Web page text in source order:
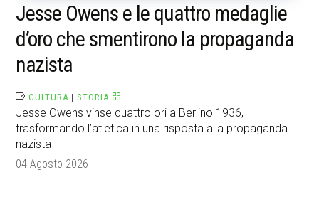
Jesse Owens e le quattro medaglie
d’oro che smentirono la propaganda
nazista
CULTURA | STORIA
Jesse Owens vinse quattro ori a Berlino 1936,
trasformando l’atletica in una risposta alla propaganda
nazista
04 Agosto 2026